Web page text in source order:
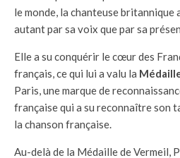
le monde, la chanteuse britannique
autant par sa voix que par sa
Elle a su conquérir le cœur des
français, ce qui lui a valu la
Paris, une marque de
française qui a su reconnaître son
la chanson française.
Au-delà de la Médaille de Vermeil,